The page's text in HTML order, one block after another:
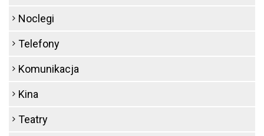
Noclegi
Telefony
Komunikacja
Kina
Teatry